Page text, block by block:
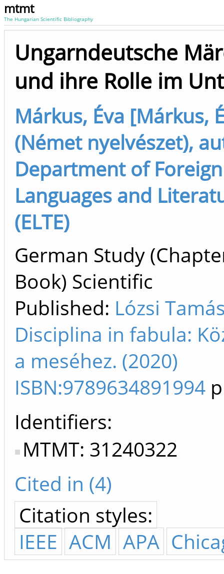
mtmt
The Hungarian Scientific Bibliography
Ungarndeutsche
und ihre Rolle im
Márkus, Éva [Márkus,
(Német nyelvészet),
Department of Foreign
Languages and
(ELTE)
German Study
Book) Scientific
Published: Lózsi
Disciplina in fabula:
a meséhez. (2020)
ISBN:9789634891994
Identifiers
MTMT: 31240322
Cited in (4)
Citation styles:
IEEE ACM APA